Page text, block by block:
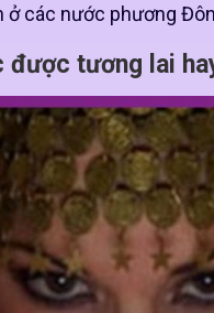
ở các nước phương
tương lai